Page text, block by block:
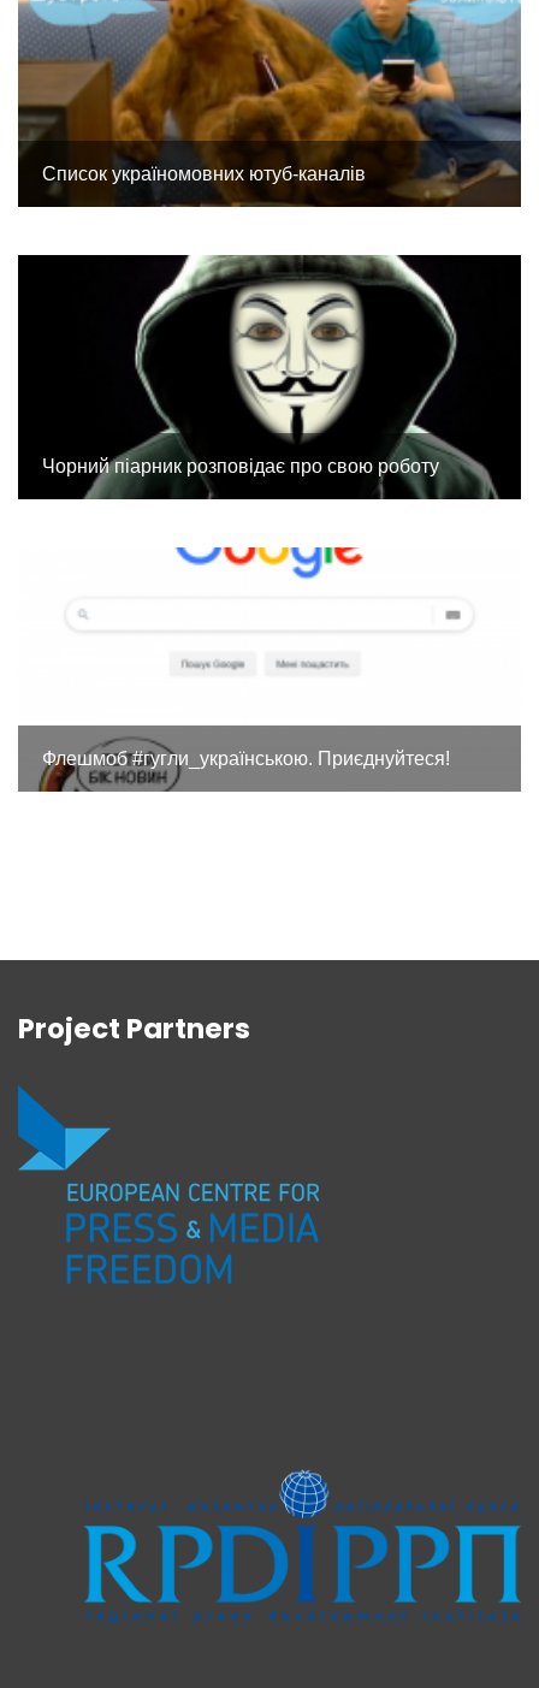
Список україномовних ютуб-каналів
Чорний піарник розповідає про свою роботу
Флешмоб #гугли_українською. Приєднуйтеся!
Project Partners